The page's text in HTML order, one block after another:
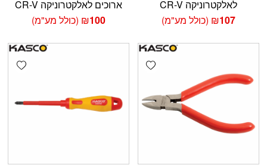
לאלקטרוניקה CR-V
₪107 (כולל מע"מ)
ארוכים לאלקטרוניקה CR-V
₪100 (כולל מע"מ)
Add wishlist